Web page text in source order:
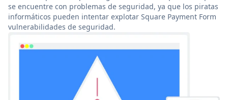
se encuentre con problemas de seguridad, ya que los piratas
informáticos pueden intentar explotar Square Payment Form
vulnerabilidades de seguridad.